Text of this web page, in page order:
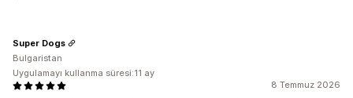
8 Temmuz 2026
Super Dogs
Bulgaristan
Uygulamayı kullanma süresi:11 ay